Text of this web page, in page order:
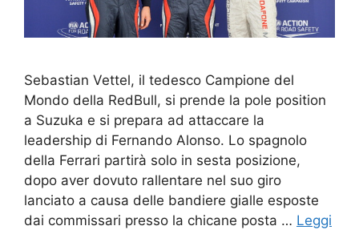
Sebastian Vettel, il tedesco Campione del
Mondo della RedBull, si prende la pole position
a Suzuka e si prepara ad attaccare la
leadership di Fernando Alonso. Lo spagnolo
della Ferrari partirà solo in sesta posizione,
dopo aver dovuto rallentare nel suo giro
lanciato a causa delle bandiere gialle esposte
dai commissari presso la chicane posta … Leggi